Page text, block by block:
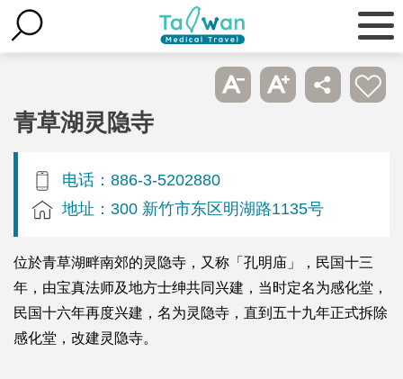
青草湖灵隐寺
电话：886-3-5202880
地址：300 新竹市东区明湖路1135号
位於青草湖畔南郊的灵隐寺，又称「孔明庙」，民国十三
年，由宝真法师及地方士绅共同兴建，当时定名为感化堂，
民国十六年再度兴建，名为灵隐寺，直到五十九年正式拆除
感化堂，改建灵隐寺。